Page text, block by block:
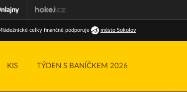
ádežnické celky finančně podporuje město Sokolov
KIS TÝDEN S BANÍČKEM 2026